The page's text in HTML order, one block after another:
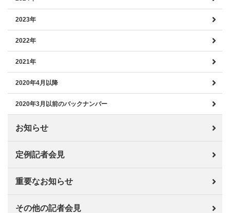
2023年
2022年
2021年
2020年4月以降
2020年3月以前のバックナンバー
お知らせ
定例記者会見
重要なお知らせ
その他の記者会見